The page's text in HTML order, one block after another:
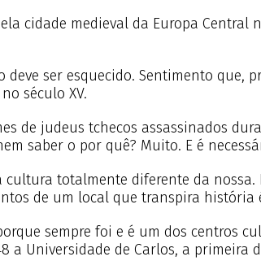
cidade medieval da Europa Central
ser esquecido. Sentimento que,
século XV.
de judeus tchecos assassinados
saber o por quê? Muito. E é
totalmente diferente da
de um local que transpira história
sempre foi e é um dos centros
a Universidade de Carlos, a primeira